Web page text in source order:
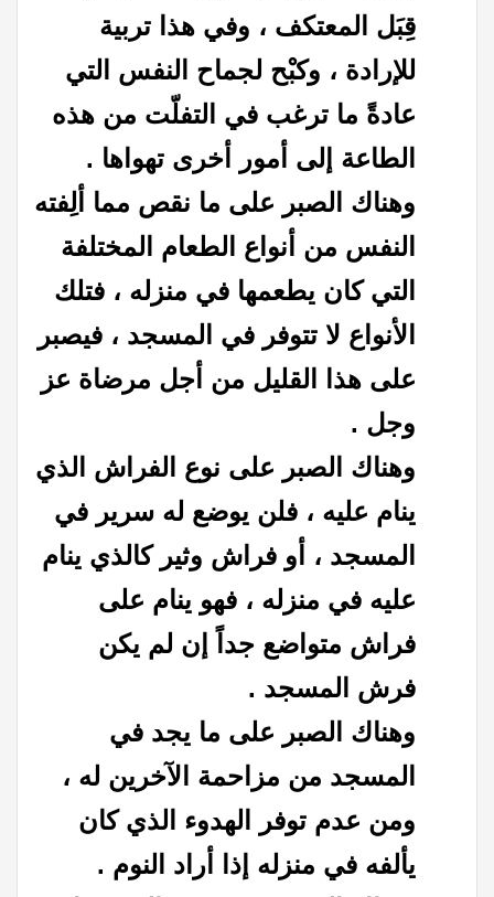
قِبَل المعتكف ، وفي هذا تربية
للإرادة ، وكبْح لجماح النفس التي
عادةً ما ترغب في التفلّت من هذه
الطاعة إلى أمور أخرى تهواها .
وهناك الصبر على ما نقص مما ألِفته
النفس من أنواع الطعام المختلفة
التي كان يطعمها في منزله ، فتلك
الأنواع لا تتوفر في المسجد ، فيصبر
على هذا القليل من أجل مرضاة عز
وجل .
وهناك الصبر على نوع الفراش الذي
ينام عليه ، فلن يوضع له سرير في
المسجد ، أو فراش وثير كالذي ينام
عليه في منزله ، فهو ينام على
فراش متواضع جداً إن لم يكن
فرش المسجد .
وهناك الصبر على ما يجد في
المسجد من مزاحمة الآخرين له ،
ومن عدم توفر الهدوء الذي كان
يألفه في منزله إذا أراد النوم .